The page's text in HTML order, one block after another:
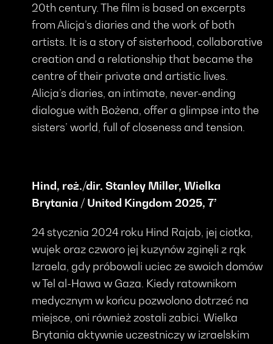
20th century. The film is based on excerpts
from Alicja’s diaries and the work of both
artists. It is a story of sisterhood, collaborative
creation and a relationship that became the
centre of their private and artistic lives.
Alicja’s diaries, an intimate, never-ending
dialogue with Bożena, offer a glimpse into the
sisters’ world, full of closeness and tension.
Hind, reż./dir. Stanley Miller, Wielka
Brytania / United Kingdom 2025, 7’
24 stycznia 2024 roku Hind Rajab, jej ciotka,
wujek oraz czworo jej kuzynów zginęli z rąk
Izraela, gdy próbowali uciec ze swoich domów
w Tel al-Hawa w Gaza. Kiedy ratownikom
medycznym w końcu pozwolono dotrzeć na
miejsce, oni również zostali zabici. Wielka
Brytania aktywnie uczestniczy w izraelskim